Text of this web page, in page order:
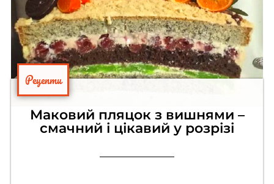
Рецепти
Маковий пляцок з вишнями –
смачний і цікавий у розрізі